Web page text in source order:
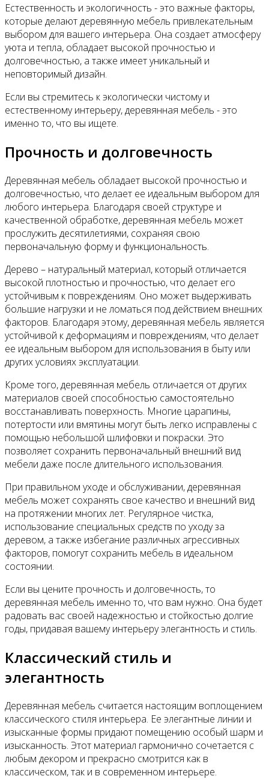
Естественность и экологичность - это важные факторы,
которые делают деревянную мебель привлекательным
выбором для вашего интерьера. Она создает атмосферу
уюта и тепла, обладает высокой прочностью и
долговечностью, а также имеет уникальный и
неповторимый дизайн.
Если вы стремитесь к экологически чистому и
естественному интерьеру, деревянная мебель - это
именно то, что вы ищете.
Прочность и долговечность
Деревянная мебель обладает высокой прочностью и
долговечностью, что делает ее идеальным выбором для
любого интерьера. Благодаря своей структуре и
качественной обработке, деревянная мебель может
прослужить десятилетиями, сохраняя свою
первоначальную форму и функциональность.
Дерево – натуральный материал, который отличается
высокой плотностью и прочностью, что делает его
устойчивым к повреждениям. Оно может выдерживать
большие нагрузки и не ломаться под действием внешних
факторов. Благодаря этому, деревянная мебель является
устойчивой к деформациям и повреждениям, что делает
ее идеальным выбором для использования в быту или
других условиях эксплуатации.
Кроме того, деревянная мебель отличается от других
материалов своей способностью самостоятельно
восстанавливать поверхность. Многие царапины,
потертости или вмятины могут быть легко исправлены с
помощью небольшой шлифовки и покраски. Это
позволяет сохранить первоначальный внешний вид
мебели даже после длительного использования.
При правильном уходе и обслуживании, деревянная
мебель может сохранять свое качество и внешний вид
на протяжении многих лет. Регулярное чистка,
использование специальных средств по уходу за
деревом, а также избегание различных агрессивных
факторов, помогут сохранить мебель в идеальном
состоянии.
Если вы цените прочность и долговечность, то
деревянная мебель именно то, что вам нужно. Она будет
радовать вас своей надежностью и стойкостью долгие
годы, придавая вашему интерьеру элегантность и стиль.
Классический стиль и
элегантность
Деревянная мебель считается настоящим воплощением
классического стиля интерьера. Ее элегантные линии и
изысканные формы придают помещению особый шарм и
изысканность. Этот материал гармонично сочетается с
любым декором и прекрасно смотрится как в
классическом, так и в современном интерьере.